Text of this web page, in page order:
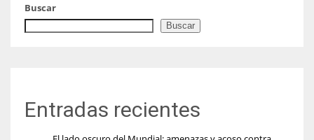
Buscar
Buscar
Entradas recientes